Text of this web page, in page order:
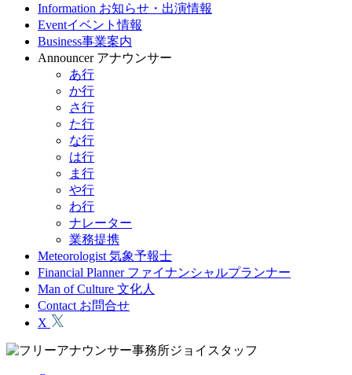
Information お知らせ・出演情報
Eventイベント情報
Business事業案内
Announcer アナウンサー
あ行
か行
さ行
た行
な行
は行
ま行
や行
わ行
ナレーター
業務提携
Meteorologist 気象予報士
Financial Planner ファイナンシャルプランナー
Man of Culture 文化人
Contact お問合せ
X